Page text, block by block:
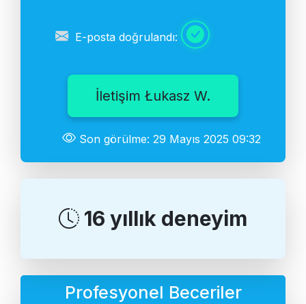
E-posta doğrulandı:
İletişim Łukasz W.
Son görülme: 29 Mayıs 2025 09:32
16 yıllık deneyim
Profesyonel Beceriler